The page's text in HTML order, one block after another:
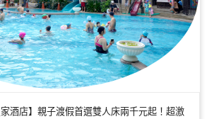
酒店】親子渡假首選雙人床兩千元起！超激